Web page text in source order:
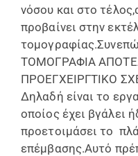
νόσου και στο
προβαίνει στην
ΤΟΜΟΓΡΑΦΙΑ
ΠΡΟΕΓΧΕΙΡΓΤΙΚΟ
Δηλαδή είναι το
οποίος έχει βγάλει
προετοιμάσει το
επέμβασης.Αυτό